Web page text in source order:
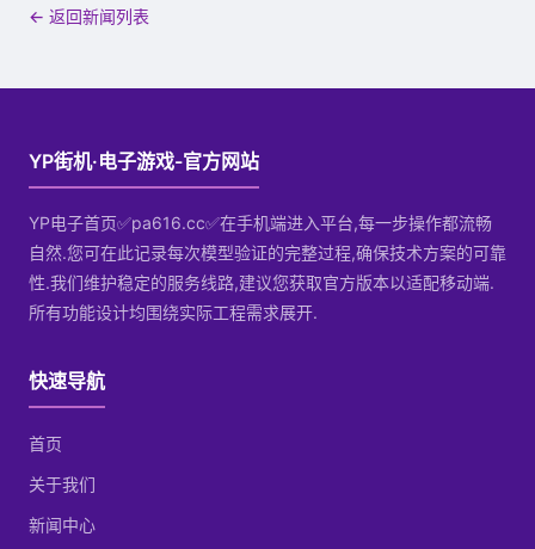
← 返回新闻列表
YP街机·电子游戏-官方网站
YP电子首页✅pa616.cc✅在手机端进入平台,每一步操作都流畅
自然.您可在此记录每次模型验证的完整过程,确保技术方案的可靠
性.我们维护稳定的服务线路,建议您获取官方版本以适配移动端.
所有功能设计均围绕实际工程需求展开.
快速导航
首页
关于我们
新闻中心